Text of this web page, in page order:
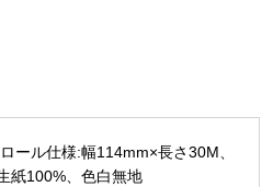
ール仕様:幅114mm×長さ30M、
紙100%、色白無地